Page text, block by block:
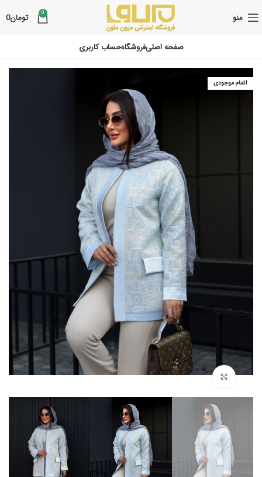
منو 0 تومان0
صفحه اصلیفروشگاهحساب کاربری
اتمام موجودی
بزرگنمایی تصویر